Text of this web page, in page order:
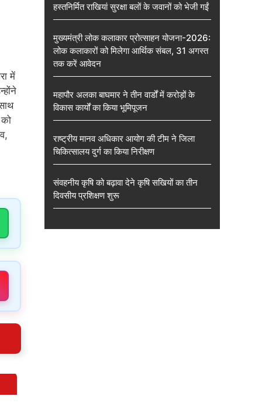
में
हस्तनिर्मित राखियां सुरक्षा बलों के जवानों को भेजी गईं
मुख्यमंत्री लोक कलाकार प्रोत्साहन योजना-2026:
लोक कलाकारों को मिलेगा आर्थिक संबल, 31 अगस्त
तक करें आवेदन
महापौर अलका बाघमार ने तीन वार्डों में करोड़ों के
विकास कार्यों का किया भूमिपूजन
राष्ट्रीय मानव अधिकार आयोग की टीम ने जिला
चिकित्सालय दुर्ग का किया निरीक्षण
संवहनीय कृषि को बढ़ावा देने कृषि सखियों का तीन
दिवसीय प्रशिक्षण शुरू